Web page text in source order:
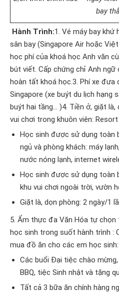
bay
Hành Trình:1. Vé máy bay khứ
sân bay (Singapore Air hoặc
học phí của khoá học Anh văn
bút viết. Cấp chứng chỉ Anh ngữ
hoàn tất khoá học.3. Phí xe
Singapore (xe buýt du lịch hạng
buýt hai tầng… )4. Tiền ở, giặt là,
vui chơi trong khuôn viên:
Học sinh được sử dụng toàn
ngủ và phòng khách: máy
nước nóng lạnh, internet
Học sinh được sử dụng toàn
khu vui chơi ngoài trời, vườn
Giặt là, dọn phòng: 2 ngày/1
5. Ẩm thực đa Văn Hóa tự
học sinh trong suốt hành trình :
mua đồ ăn cho các em học sinh:
Các buổi Đại tiệc chào
BBQ, tiệc Sinh nhật và tặng
Tất cả 3 bữa ăn chính hàng